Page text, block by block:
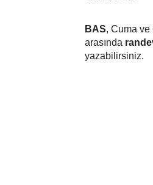
BAS, Cuma
arasında
yazabilirsiniz.